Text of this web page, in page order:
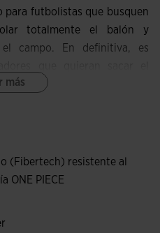
para futbolistas que busquen
totalmente el balón y
campo. En definitiva, es
al desgaste, acompañado
una adaptación excelente al
más
(Fibertech) resistente al
ONE PIECE